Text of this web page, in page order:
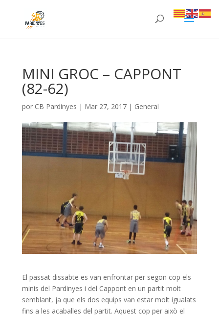
MINI GROC – CAPPONT
(82-62)
por CB Pardinyes | Mar 27, 2017| General
El passat dissabte es van enfrontar per segon cop els
minis del Pardinyes i del Cappont en un partit molt
semblant, ja que els dos equips van estar molt igualats
fins a les acaballes del partit. Aquest cop per això el